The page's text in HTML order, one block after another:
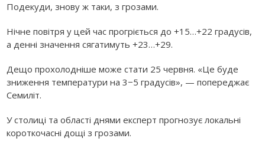
Подекуди, знову ж таки, з грозами.
Нічне повітря у цей час прогріється до +15…+22 градусів,
а денні значення сягатимуть +23…+29.
Дещо прохолодніше може стати 25 червня. «Це буде
зниження температури на 3−5 градусів», — попереджає
Семиліт.
У столиці та області днями експерт прогнозує локальні
короткочасні дощі з грозами.